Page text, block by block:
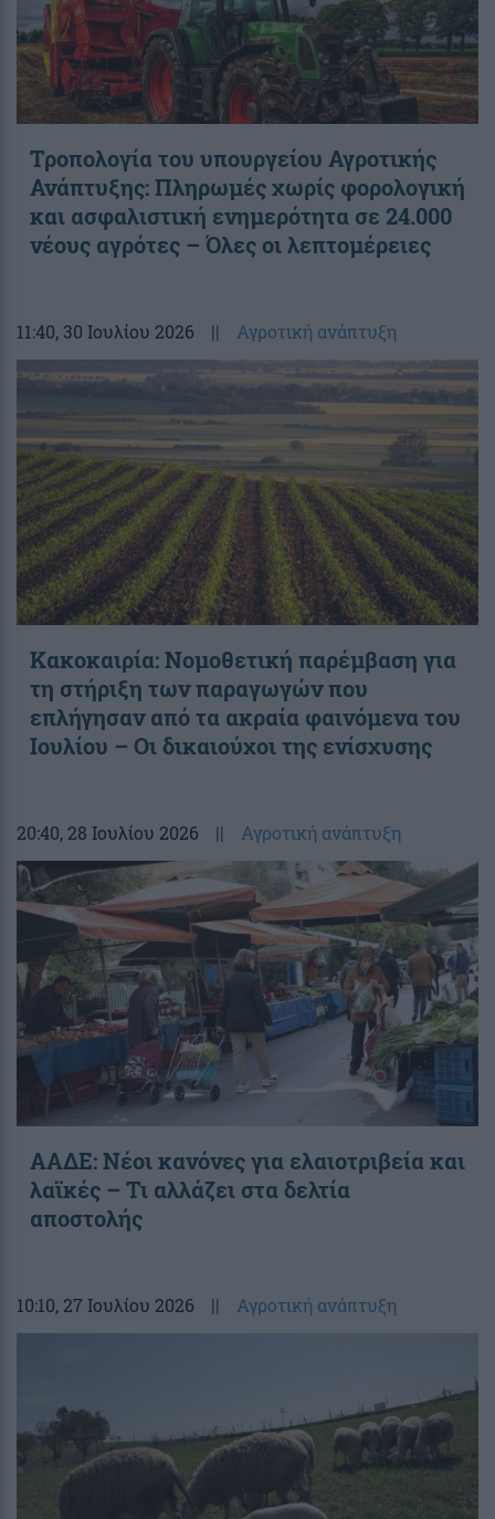
Τροπολογία του υπουργείου Αγροτικής
Ανάπτυξης: Πληρωμές χωρίς φορολογική
και ασφαλιστική ενημερότητα σε 24.000
νέους αγρότες – Όλες οι λεπτομέρειες
11:40, 30 Ιουλίου 2026 || Αγροτική ανάπτυξη
Κακοκαιρία: Νομοθετική παρέμβαση για
τη στήριξη των παραγωγών που
επλήγησαν από τα ακραία φαινόμενα του
Ιουλίου – Οι δικαιούχοι της ενίσχυσης
20:40, 28 Ιουλίου 2026 || Αγροτική ανάπτυξη
ΑΑΔΕ: Νέοι κανόνες για ελαιοτριβεία και
λαϊκές – Τι αλλάζει στα δελτία
αποστολής
10:10, 27 Ιουλίου 2026 || Αγροτική ανάπτυξη